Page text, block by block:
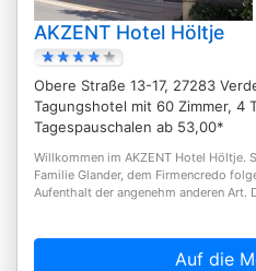
AKZENT Hotel Höltje
Obere Straße 13-17, 27283
Tagungshotel mit 60 Zimmer, 4
Tagespauschalen ab 53,00*
Willkommen im AKZENT Hotel Höltje.
Familie Glander, dem Firmencredo
Aufenthalt der angenehm anderen Art.
Auf die